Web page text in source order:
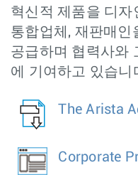
혁신적 제품을 디자
통합업체, 재판매인
공급하며 협력사와
에 기여하고 있습니
The Arista
Corporate